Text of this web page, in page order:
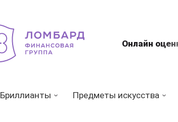
Онлайн
Бриллианты Предметы искусства